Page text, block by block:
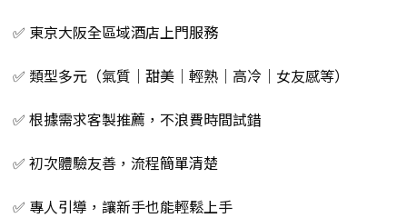
✅ 東京大阪全區域酒店上門服務
✅ 類型多元（氣質｜甜美｜輕熟｜高冷｜女友感等）
✅ 根據需求客製推薦，不浪費時間試錯
✅ 初次體驗友善，流程簡單清楚
✅ 專人引導，讓新手也能輕鬆上手